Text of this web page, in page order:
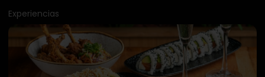
Experiencias